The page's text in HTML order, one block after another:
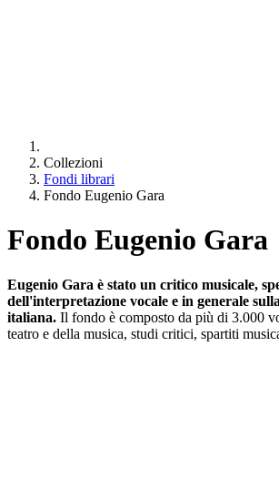
Collezioni
Fondi librari
Fondo Eugenio Gara
Fondo Eugenio Gara
Eugenio Gara è stato un critico musicale,
dell'interpretazione vocale e in generale
italiana. Il fondo è composto da più di 3.000
teatro e della musica, studi critici, spartiti